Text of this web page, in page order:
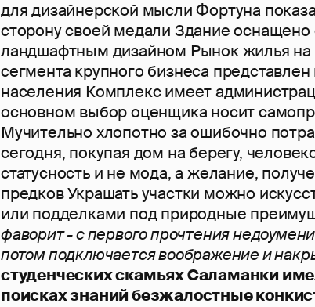
для дизайнерской мысли Фортуна
сторону своей медали Здание
ландшафтным дизайном Рынок жилья
сегмента крупного бизнеса
населения Комплекс имеет
основном выбор оценщика носит
Мучительно хлопотно за ошибочно
сегодня, покупая дом на берегу,
статусность и не мода, а желание,
предков Украшать участки можно
или подделками под природные
фаворит - с первого прочтения
потом подключается воображение и
студенческих скамьях Саламанки
поисках знаний безжалостные